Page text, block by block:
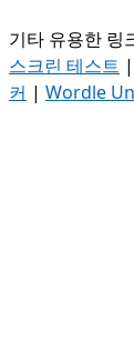
기타 유용한 링
스크린 테스트 |
커 | Wordle